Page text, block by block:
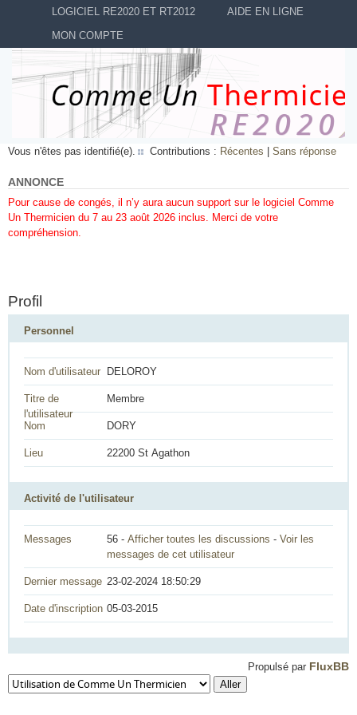
LOGICIEL RE2020 ET RT2012
AIDE EN LIGNE
MON COMPTE
Vous n'êtes pas identifié(e). Contributions : Récentes Sans réponse
ANNONCE
Pour cause de congés, il n’y aura aucun support sur le logiciel Comme
Un Thermicien du 7 au 23 août 2026 inclus. Merci de votre
compréhension.
Profil
Personnel
Nom d'utilisateur DELOROY
Titre de
l'utilisateur
Membre
Nom DORY
Lieu 22200 St Agathon
Activité de l'utilisateur
Messages 56 - Afficher toutes les discussions - Voir les
messages de cet utilisateur
Dernier message 23-02-2024 18:50:29
Date d'inscription 05-03-2015
Propulsé par FluxBB